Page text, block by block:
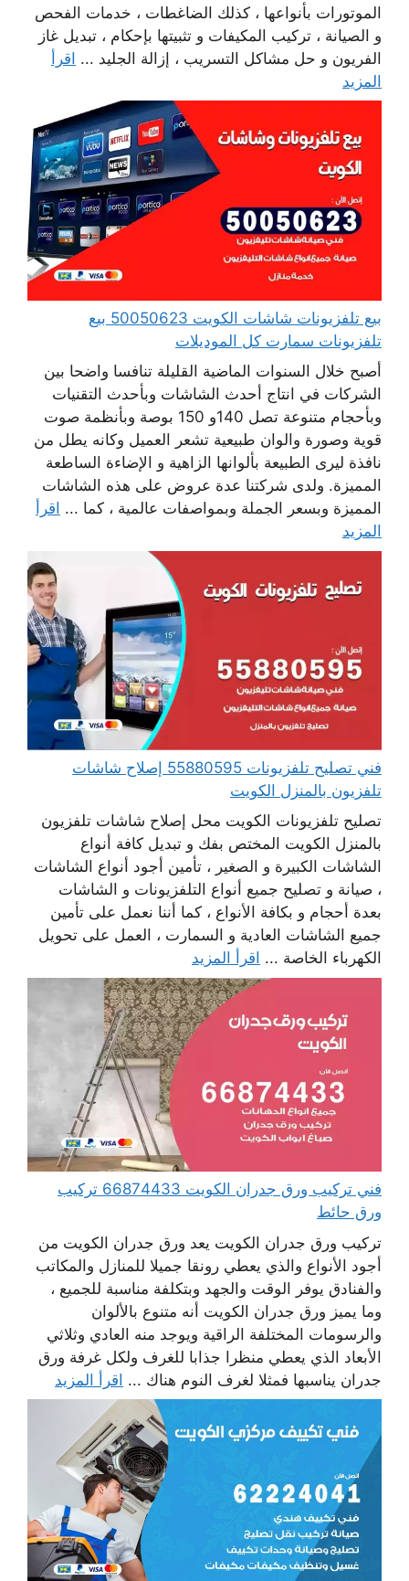
الموتورات بأنواعها ، كذلك الضاغطات ، خدمات الفحص
و الصيانة ، تركيب المكيفات و تثبيتها بإحكام ، تبديل غاز
الفريون و حل مشاكل التسريب ، إزالة الجليد ... اقرأ
المزيد
بيع تلفزيونات شاشات الكويت 50050623 بيع
تلفزيونات سمارت كل الموديلات
أصبح خلال السنوات الماضية القليلة تنافسا واضحا بين
الشركات في انتاج أحدث الشاشات وبأحدث التقنيات
وبأحجام متنوعة تصل 140و 150 بوصة وبأنظمة صوت
قوية وصورة والوان طبيعية تشعر العميل وكانه يطل من
نافذة ليرى الطبيعة بألوانها الزاهية و الإضاءة الساطعة
المميزة. ولدى شركتنا عدة عروض على هذه الشاشات
المميزة وبسعر الجملة وبمواصفات عالمية ، كما ... اقرأ
المزيد
فني تصليح تلفزيونات 55880595 إصلاح شاشات
تلفزيون بالمنزل الكويت
تصليح تلفزيونات الكويت محل إصلاح شاشات تلفزيون
بالمنزل الكويت المختص بفك و تبديل كافة أنواع
الشاشات الكبيرة و الصغير ، تأمين أجود أنواع الشاشات
، صيانة و تصليح جميع أنواع التلفزيونات و الشاشات
بعدة أحجام و بكافة الأنواع ، كما أننا نعمل على تأمين
جميع الشاشات العادية و السمارت ، العمل على تحويل
الكهرباء الخاصة ... اقرأ المزيد
فني تركيب ورق جدران الكويت 66874433 تركيب
ورق حائط
تركيب ورق جدران الكويت يعد ورق جدران الكويت من
أجود الأنواع والذي يعطي رونقا جميلا للمنازل والمكاتب
والفنادق يوفر الوقت والجهد وبتكلفة مناسبة للجميع ،
وما يميز ورق جدران الكويت أنه متنوع بالألوان
والرسومات المختلفة الراقية ويوجد منه العادي وثلاثي
الأبعاد الذي يعطي منظرا جذابا للغرف ولكل غرفة ورق
جدران يناسبها فمثلا لغرف النوم هناك ... اقرأ المزيد